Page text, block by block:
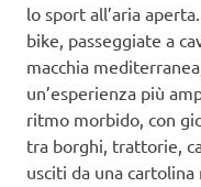
lo sport all’aria
bike, passeggiate a
macchia
un’esperienza più
ritmo morbido, con
tra borghi, trattorie,
usciti da una cartolina